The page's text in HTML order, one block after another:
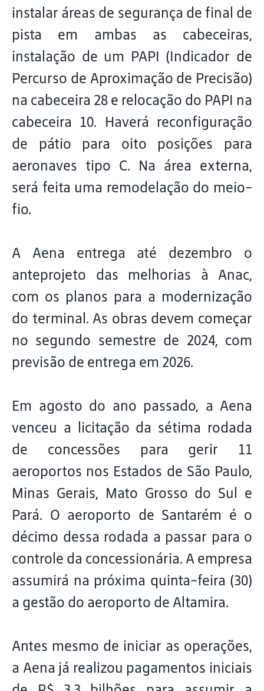
instalar áreas de segurança de final de
pista em ambas as cabeceiras,
instalação de um PAPI (Indicador de
Percurso de Aproximação de Precisão)
na cabeceira 28 e relocação do PAPI na
cabeceira 10. Haverá reconfiguração
de pátio para oito posições para
aeronaves tipo C. Na área externa,
será feita uma remodelação do meio-
fio.
A Aena entrega até dezembro o
anteprojeto das melhorias à Anac,
com os planos para a modernização
do terminal. As obras devem começar
no segundo semestre de 2024, com
previsão de entrega em 2026.
Em agosto do ano passado, a Aena
venceu a licitação da sétima rodada
de concessões para gerir 11
aeroportos nos Estados de São Paulo,
Minas Gerais, Mato Grosso do Sul e
Pará. O aeroporto de Santarém é o
décimo dessa rodada a passar para o
controle da concessionária. A empresa
assumirá na próxima quinta-feira (30)
a gestão do aeroporto de Altamira.
Antes mesmo de iniciar as operações,
a Aena já realizou pagamentos iniciais